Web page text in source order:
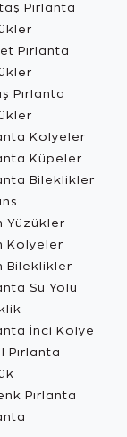
Pırlanta
Pırlanta
Pırlanta
Kolyeler
Küpeler
Bileklikler
Yüzükler
Kolyeler
Bileklikler
Su Yolu
İnci Kolye
Pırlanta
Pırlanta